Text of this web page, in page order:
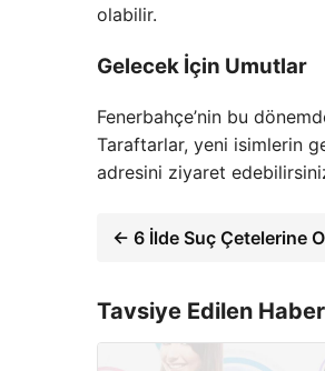
olabilir.
Gelecek İçin Umutlar
Fenerbahçe’nin bu
Taraftarlar, yeni isimlerin
adresini ziyaret
← 6 İlde Suç Çetelerine
Tavsiye Edilen